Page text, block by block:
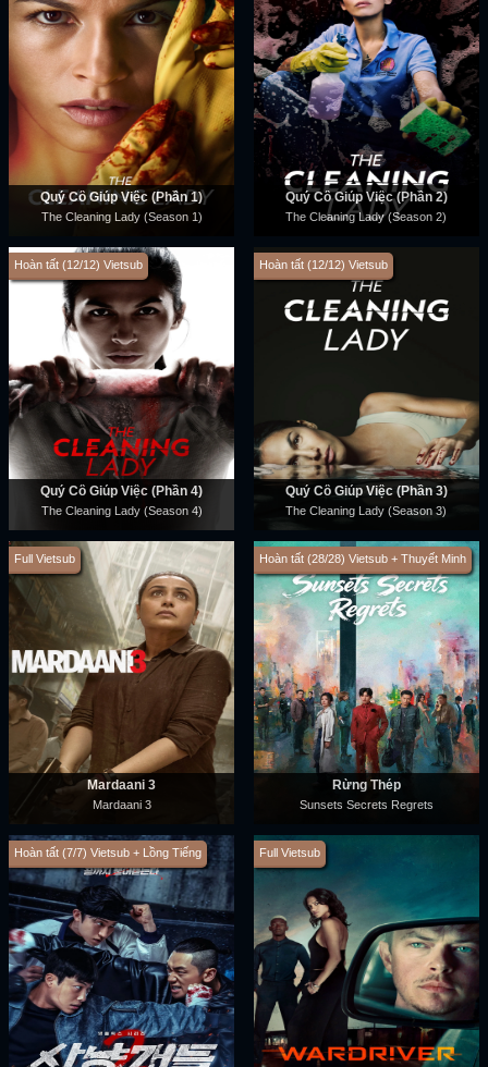
Quý Cô Giúp Việc (Phần 1)
The Cleaning Lady (Season 1)
Quý Cô Giúp Việc (Phần 2)
The Cleaning Lady (Season 2)
Hoàn tất (12/12) Vietsub
Quý Cô Giúp Việc (Phần 4)
The Cleaning Lady (Season 4)
Hoàn tất (12/12) Vietsub
Quý Cô Giúp Việc (Phần 3)
The Cleaning Lady (Season 3)
Full Vietsub
Mardaani 3
Mardaani 3
Hoàn tất (28/28) Vietsub + Thuyết Minh
Rừng Thép
Sunsets Secrets Regrets
Hoàn tất (7/7) Vietsub + Lồng Tiếng Full Vietsub